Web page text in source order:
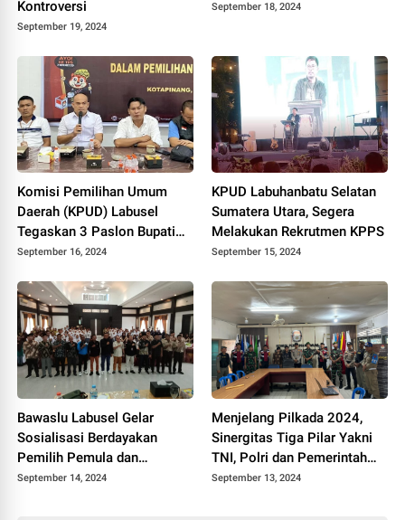
Kontroversi
September 19, 2024
September 18, 2024
Komisi Pemilihan Umum
Daerah (KPUD) Labusel
Tegaskan 3 Paslon Bupati
Memenuhi Persyaratan
September 16, 2024
KPUD Labuhanbatu Selatan
Sumatera Utara, Segera
Melakukan Rekrutmen KPPS
September 15, 2024
Bawaslu Labusel Gelar
Sosialisasi Berdayakan
Pemilih Pemula dan
Pengawasan Partisipatif
September 14, 2024
Menjelang Pilkada 2024,
Sinergitas Tiga Pilar Yakni
TNI, Polri dan Pemerintah
Daerah Terus Diperkuat di
September 13, 2024